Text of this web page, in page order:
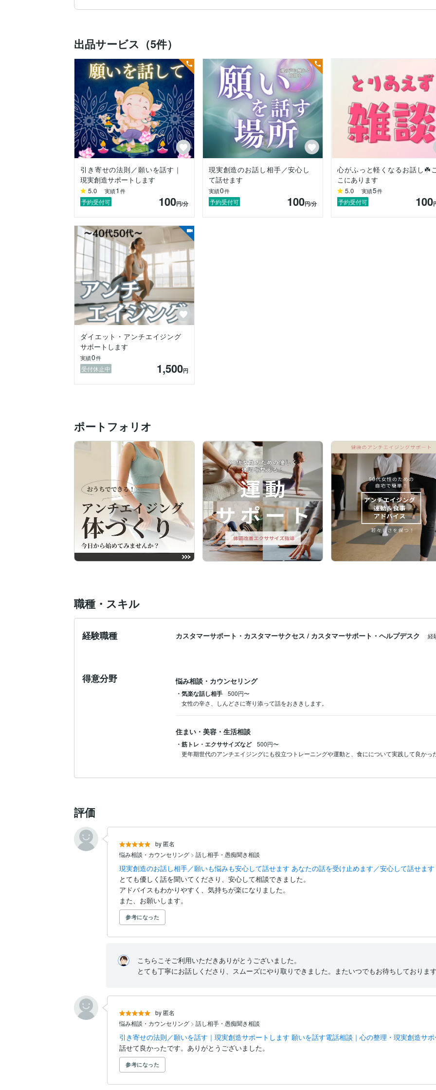
「気持ちが軽くなった」
私は引き寄せの法則、潜在意識、現実創造、波動などの学びが好きで、日々実践しながらYouTubeでも発信してい
ただ、私の相談サービスは「教える場所」ではありません。
あなたの思いや悩み、願いを安心して話せる場所です。
誰にも言えない不安やモヤモヤを言葉にすることで、気持ちが整理され、心が軽くなることがあります。
引き寄せの話をしたい方も、人生相談をしたい方も、ただ誰かに話を聞いてほしい方も大歓迎です。
◆こんな方におすすめ
・引き寄せや潜在意識の話ができる相手がほしい
・願いがなかなか叶わず悩んでいる
・気持ちを整理したい
・ただ優しく話を聞いてほしい
・心を軽くしたい
◆私がお約束すること
・否定しません
・頭ごなしにアドバイスしません
・秘密は厳守します
・あなたのペースを大切にします
小さな悩みでも大丈夫です。
嬉しかったこと、悲しかったこと、願っていること。
出品サービス（5件）
引き寄せの法則／願いを話す｜
現実創造サポートします
5.0 実績1 件
予約受付可 100円/分
現実創造のお話し相手／安心し
て話せます
実績0件
予約受付可 100円/分
心がふっと軽くなるお話し☘️こ
こにあります
5.0 実績5件
予約受付可 100
ダイエット・アンチエイジング
サポートします
実績0件
受付休止中 1,500円
ポートフォリオ
職種・スキル
経験職種 カスタマーサポート・カスタマーサクセス / カスタマーサポート・ヘルプデスク 経
得意分野 悩み相談・カウンセリング
・気楽な話し相手
500円〜
女性の辛さ、しんどさに寄り添って話をおききします。
住まい・美容・生活相談
・筋トレ・エクササイズなど
500円〜
更年期世代のアンチエイジングにも役立つトレーニングや運動と、食にについて実践して良かっ
評価
by 匿名
悩み相談・カウンセリング > 話し相手・愚痴聞き相談
現実創造のお話し相手／願いも悩みも安心して話せます あなたの話を受け止めます／安心して話せます
とても優しく話を聞いてくださり、安心して相談できました。
アドバイスもわかりやすく、気持ちが楽になりました。
また、お願いします。
参考になった
こちらこそご利用いただきありがとうございました。
とても丁寧にお話しくださり、スムーズにやり取りできました。またいつでもお待ちしております
by 匿名
悩み相談・カウンセリング > 話し相手・愚痴聞き相談
引き寄せの法則／願いを話す｜現実創造サポートします 願いを話す電話相談｜心の整理・現実創造サポ
話せて良かったです。ありがとうございました。
参考になった